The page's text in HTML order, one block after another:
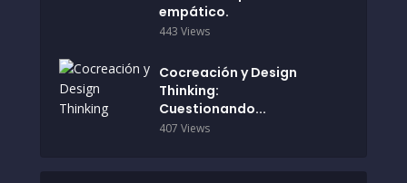
empático.
443 Views
Cocreación y Design
Thinking:
Cuestionando...
407 Views